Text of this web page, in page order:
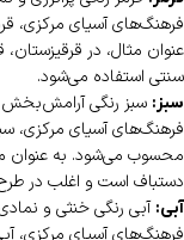
فرهنگ‌های آسیای مرکزی،
عنوان مثال، در
سنتی استفاده می‌شود.
سبز: سبز رنگی آرامش‌بخش
فرهنگ‌های آسیای مرکزی،
محسوب می‌شود. به عنوان
دستباف است و اغلب در
آبی: آبی رنگی خنثی و